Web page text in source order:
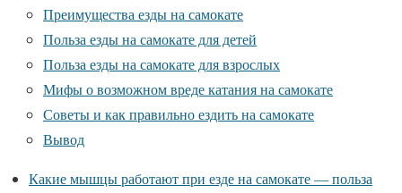
Преимущества езды на самокате
Польза езды на самокате для детей
Польза езды на самокате для взрослых
Мифы о возможном вреде катания на самокате
Советы и как правильно ездить на самокате
Вывод
Какие мышцы работают при езде на самокате — польза